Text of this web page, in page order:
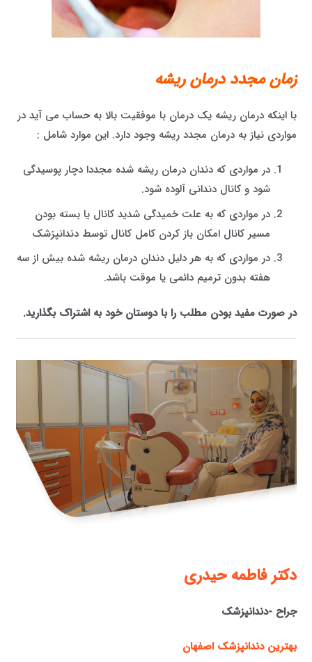
زمان مجدد درمان ریشه
با اینکه درمان ریشه یک درمان با موفقیت بالا به حساب می آید در
مواردی نیاز به درمان مجدد ریشه وجود دارد. این موارد شامل :
در مواردی که دندان درمان ریشه شده مجددا دچار پوسیدگی
شود و کانال دندانی آلوده شود.
در مواردی که به علت خمیدگی شدید کانال یا بسته بودن
مسیر کانال امکان باز کردن کامل کانال توسط دندانپزشک
در مواردی که به هر دلیل دندان درمان ریشه شده بیش از سه
هفته بدون ترمیم دائمی یا موقت باشد.
در صورت مفید بودن مطلب را با دوستان خود به اشتراک بگذارید.
دكتر فاطمه حيدری
جراح -دندانپزشک
بهترین دندانپزشک اصفهان